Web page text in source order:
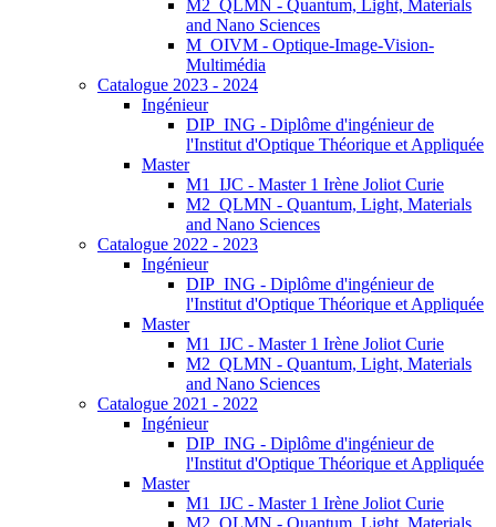
M2_QLMN - Quantum, Light, Materials
and Nano Sciences
M_OIVM - Optique-Image-Vision-
Multimédia
Catalogue 2023 - 2024
Ingénieur
DIP_ING - Diplôme d'ingénieur de
l'Institut d'Optique Théorique et Appliquée
Master
M1_IJC - Master 1 Irène Joliot Curie
M2_QLMN - Quantum, Light, Materials
and Nano Sciences
Catalogue 2022 - 2023
Ingénieur
DIP_ING - Diplôme d'ingénieur de
l'Institut d'Optique Théorique et Appliquée
Master
M1_IJC - Master 1 Irène Joliot Curie
M2_QLMN - Quantum, Light, Materials
and Nano Sciences
Catalogue 2021 - 2022
Ingénieur
DIP_ING - Diplôme d'ingénieur de
l'Institut d'Optique Théorique et Appliquée
Master
M1_IJC - Master 1 Irène Joliot Curie
M2_QLMN - Quantum, Light, Materials